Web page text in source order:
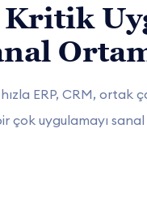
ERP, CRM, ortak
çok uygulamayı